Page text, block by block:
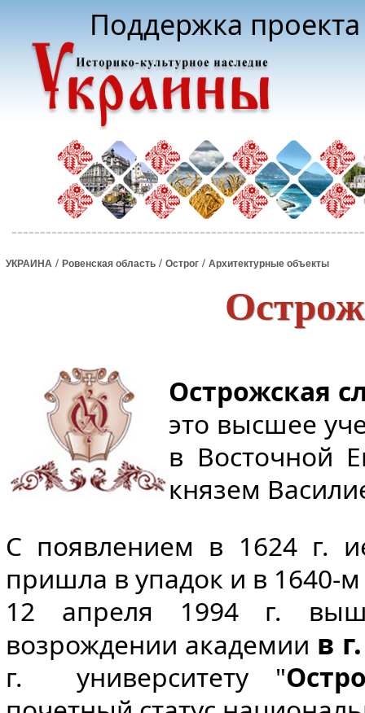
Поддержка
УКРАИНА / Ровенская область / Острог / Архитектурные объекты
Острожская
это высшее
в Восточной
князем
С появлением в 1624 г.
пришла в упадок и в 1640-
12 апреля 1994 г.
возрождении академии в
г. университету "